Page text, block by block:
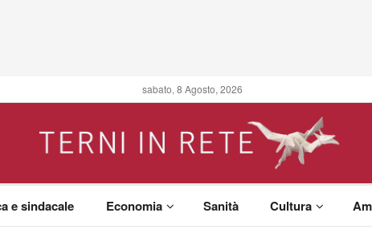
sabato, 8 Agosto, 2026
e sindacale Economia Sanità Cultura